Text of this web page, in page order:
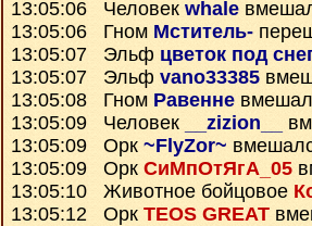
13:05:06 Человек whale
13:05:06 Гном Мститель-
13:05:07 Эльф цветок под
13:05:07 Эльф vano33385
13:05:08 Гном Равенне
13:05:09 Человек
__zizion__
13:05:09 Орк ~FlyZor~
13:05:09 Орк СиМпОтЯгА_05
13:05:10 Животное бойцовое
13:05:12 Орк TEOS GREAT